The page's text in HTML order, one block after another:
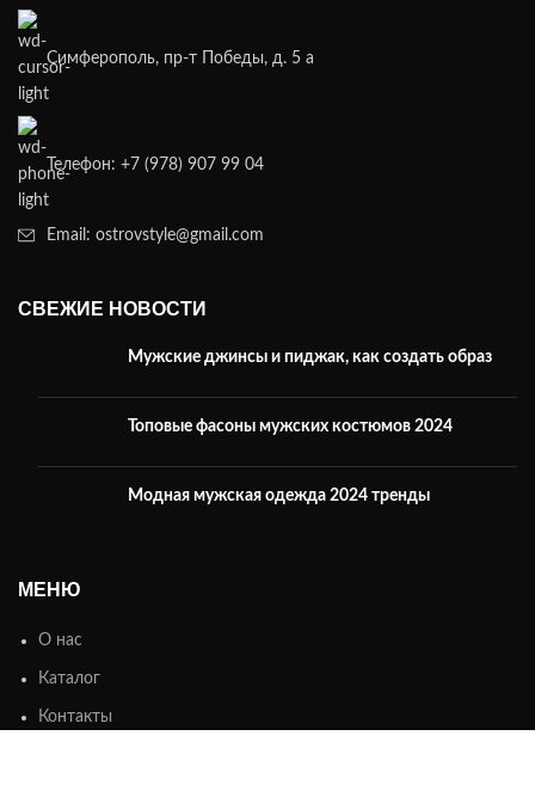
Симферополь, пр-т Победы, д. 5 а
Телефон: +7 (978) 907 99 04
Email: ostrovstyle@gmail.com
СВЕЖИЕ НОВОСТИ
Мужские джинсы и пиджак, как создать образ
Топовые фасоны мужских костюмов 2024
Модная мужская одежда 2024 тренды
МЕНЮ
О нас
Каталог
Контакты